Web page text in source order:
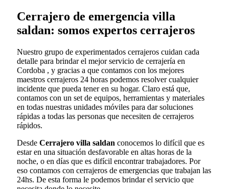
Cerrajero de emergencia villa
saldan: somos expertos cerrajeros
Nuestro grupo de experimentados cerrajeros cuidan cada
detalle para brindar el mejor servicio de cerrajería en
Cordoba , y gracias a que contamos con los mejores
maestros cerrajeros 24 horas podemos resolver cualquier
incidente que pueda tener en su hogar. Claro está que,
contamos con un set de equipos, herramientas y materiales
en todas nuestras unidades móviles para dar soluciones
rápidas a todas las personas que necesiten de cerrajeros
rápidos.
Desde Cerrajero villa saldan conocemos lo difícil que es
estar en una situación desfavorable en altas horas de la
noche, o en días que es difícil encontrar trabajadores. Por
eso contamos con cerrajeros de emergencias que trabajan las
24hs. De esta forma le podemos brindar el servicio que